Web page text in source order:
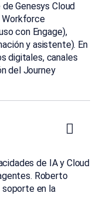
deGenesys Cloud
Workforce
con Engage),
y asistente). En
digitales, canales
del Journey
de IA y Cloud
Roberto
soporte en la